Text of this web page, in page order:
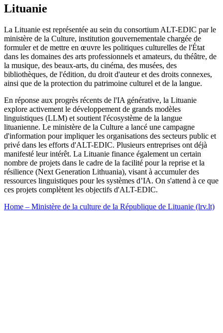
Lituanie
La Lituanie est représentée au sein du consortium ALT-EDIC par le
ministère de la Culture, institution gouvernementale chargée de
formuler et de mettre en œuvre les politiques culturelles de l'État
dans les domaines des arts professionnels et amateurs, du théâtre, de
la musique, des beaux-arts, du cinéma, des musées, des
bibliothèques, de l'édition, du droit d'auteur et des droits connexes,
ainsi que de la protection du patrimoine culturel et de la langue.
En réponse aux progrès récents de l'IA générative, la Lituanie
explore activement le développement de grands modèles
linguistiques (LLM) et soutient l'écosystème de la langue
lituanienne. Le ministère de la Culture a lancé une campagne
d'information pour impliquer les organisations des secteurs public et
privé dans les efforts d'ALT-EDIC. Plusieurs entreprises ont déjà
manifesté leur intérêt. La Lituanie finance également un certain
nombre de projets dans le cadre de la facilité pour la reprise et la
résilience (Next Generation Lithuania), visant à accumuler des
ressources linguistiques pour les systèmes d’IA. On s'attend à ce que
ces projets complètent les objectifs d'ALT-EDIC.
Home – Ministère de la culture de la République de Lituanie (lrv.lt)